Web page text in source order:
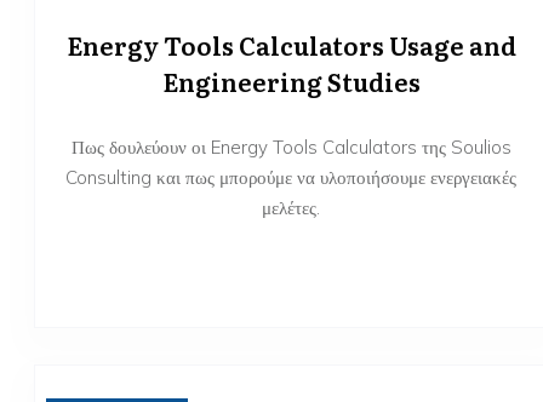
Energy Tools Calculators Usage and
Engineering Studies
Πως δουλεύουν οι Energy Tools Calculators της Soulios
Consulting και πως μπορούμε να υλοποιήσουμε ενεργειακές
μελέτες.